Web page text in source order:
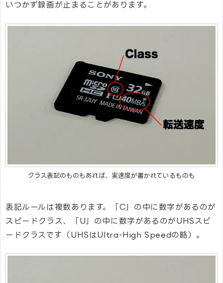
いつかず録画が止まることがあります。
クラス表記のものもあれば、実速度が書かれているものも
表記ルールは複数あります。「C」の中に数字があるのが
スピードクラス、「U」の中に数字があるのがUHSスピ
ードクラスです（UHSはUltra-High Speedの略）。